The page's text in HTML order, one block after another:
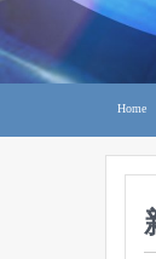
Home